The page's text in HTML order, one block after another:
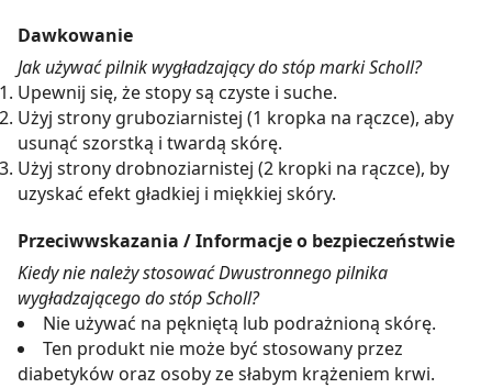
Dawkowanie
Jak używać pilnik wygładzający do stóp marki Scholl?
Upewnij się, że stopy są czyste i suche.
Użyj strony gruboziarnistej (1 kropka na rączce), aby
usunąć szorstką i twardą skórę.
Użyj strony drobnoziarnistej (2 kropki na rączce), by
uzyskać efekt gładkiej i miękkiej skóry.
Przeciwwskazania / Informacje o bezpieczeństwie
Kiedy nie należy stosować Dwustronnego pilnika
wygładzającego do stóp Scholl?
Nie używać na pękniętą lub podrażnioną skórę.
Ten produkt nie może być stosowany przez
diabetyków oraz osoby ze słabym krążeniem krwi.